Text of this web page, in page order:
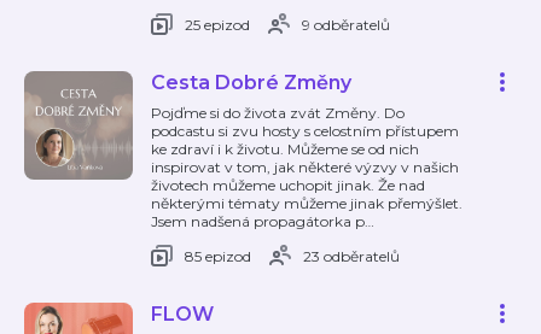
25 epizod
9 odběratelů
Cesta Dobré Změny
Pojďme si do života zvát Změny. Do
podcastu si zvu hosty s celostním přístupem
ke zdraví i k životu. Můžeme se od nich
inspirovat v tom, jak některé výzvy v našich
životech můžeme uchopit jinak. Že nad
některými tématy můžeme jinak přemýšlet.
Jsem nadšená propagátorka p…
85 epizod
23 odběratelů
FLOW